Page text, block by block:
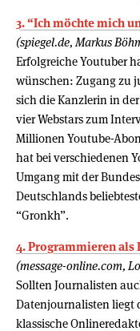
3. “Ich möchte mich
(spiegel.de, Markus
Erfolgreiche Youtuber
wünschen: Zugang zu
sich die Kanzlerin in
vier Webstars zum
Millionen Youtube-
hat bei verschiedenen
Umgang mit der
Deutschlands
“Gronkh”.
4. Programmieren
(message-online.com,
Sollten Journalisten
Datenjournalisten liegt
klassische